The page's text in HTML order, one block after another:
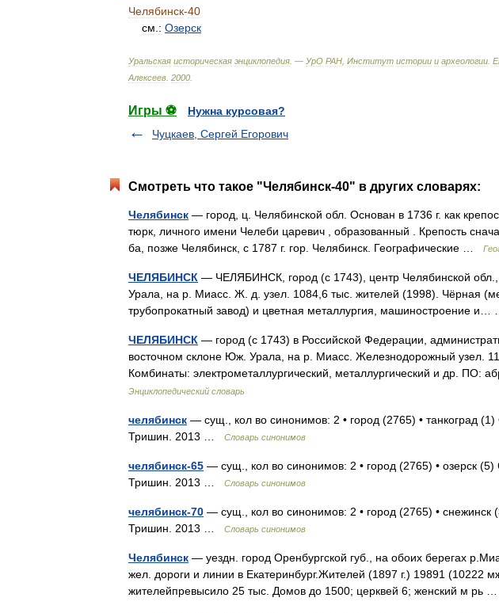
Челябинск-40
см : Озерск
Уральская историческая энциклопедия . — УрО РАН Институт истории и археологии
Алексеев 2000
Игры ⚽
Нужна курсовая?
Чуцкаев, Сергей Егорович
Смотреть что такое "Челябинск-40" в других словарях:
Челябинск — город, ц. Челябинской обл. Основан в 1736 г. как
тюрк, личного имени Челеби царевич , образованный . Крепость
ба, позже Челябинск, с 1787 г. гор. Челябинск. Географические …
ЧЕЛЯБИНСК — ЧЕЛЯБИНСК, город (с 1743), центр Челябинской
Урала, на р. Миасс. Ж. д. узел. 1084,6 тыс. жителей (1998). Чёрная
трубопрокатный завод) и цветная металлургия, машиностроение
ЧЕЛЯБИНСК — город (с 1743) в Российской Федерации,
восточном склоне Юж. Урала, на р. Миасс. Железнодорожный узел.
Комбинаты: электрометаллургический, металлургический и др. ПО:
Энциклопедический словарь
челябинск — сущ., кол во синонимов: 2 • город (2765) • танкоград
Тришин. 2013 …
Словарь синонимов
челябинск-65 — сущ., кол во синонимов: 2 • город (2765) • озерск
Тришин. 2013 …
Словарь синонимов
челябинск-70 — сущ., кол во синонимов: 2 • город (2765) • снежинск
Тришин. 2013 …
Словарь синонимов
Челябинск — уездн. город Оренбургской губ., на обоих берегах
жел. дороги и линии в Екатеринбург.Жителей (1897 г.) 19891 (10222
жителейпревысило 25 тыс. Домов до 1500; церквей 6; женский м рь